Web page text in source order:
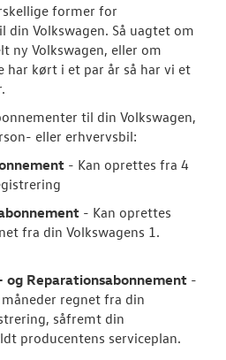
Hjulskifte
Service Cam
Autoriseret
SKADECENTER
NYHEDER
former for
din Volkswagen. Så uagtet om
ny Volkswagen, eller om
har kørt i et par år så har vi et
til din Volkswagen,
eller erhvervsbil:
- Kan oprettes fra 4
- Kan oprettes
fra din Volkswagens 1.
Reparationsabonnement -
regnet fra din
såfremt din
producentens serviceplan.